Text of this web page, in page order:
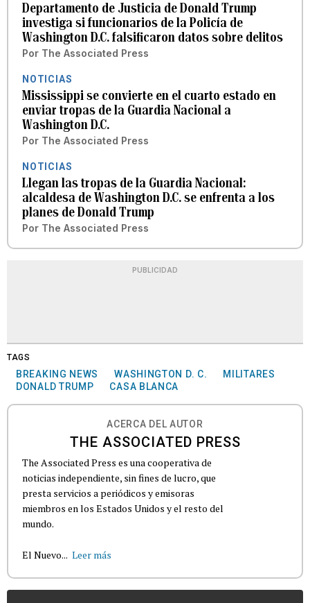
Departamento de Justicia de Donald Trump
investiga si funcionarios de la Policía de
Washington D.C. falsificaron datos sobre delitos
Por The Associated Press
NOTICIAS
Mississippi se convierte en el cuarto estado en
enviar tropas de la Guardia Nacional a
Washington D.C.
Por The Associated Press
NOTICIAS
Llegan las tropas de la Guardia Nacional:
alcaldesa de Washington D.C. se enfrenta a los
planes de Donald Trump
Por The Associated Press
PUBLICIDAD
TAGS
BREAKING NEWS WASHINGTON D. C.
MILITARES
DONALD TRUMP
CASA BLANCA
ACERCA DEL AUTOR
THE ASSOCIATED PRESS
The Associated Press es una cooperativa de
noticias independiente, sin fines de lucro, que
presta servicios a periódicos y emisoras
miembros en los Estados Unidos y el resto del
mundo.
El Nuevo... Leer más